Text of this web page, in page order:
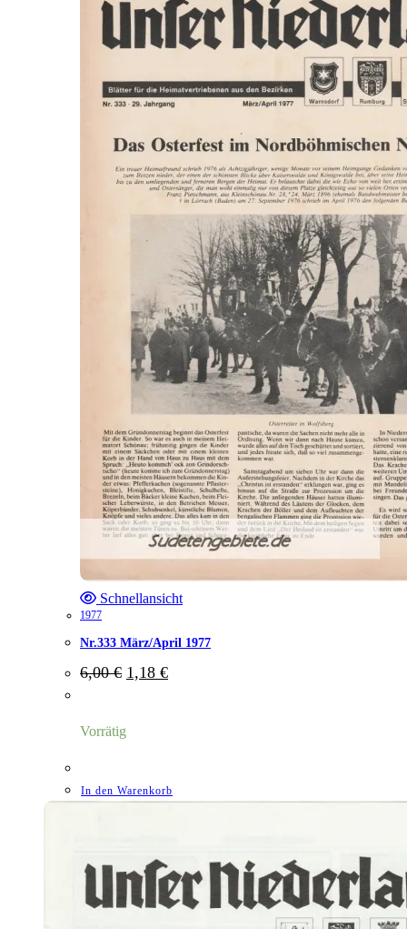
Schnellansicht
1977
Nr.333 März/April 1977
6,00€ Ursprünglicher
Preis
1,18 €Aktueller
Vorrätig
In den Warenkorb